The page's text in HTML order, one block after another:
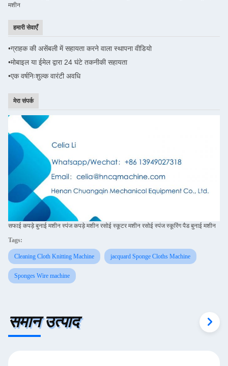
मशीन
हमारी सेवाएँ
•ग्राहक की असेंबली में सहायता करने वाला स्थापना वीडियो
•मोबाइल या ईमेल द्वारा 24 घंटे तकनीकी सहायता
•एक वर्षनिःशुल्क वारंटी अवधि
मेरा संपर्क
सफाई कपड़े बुनाई मशीन स्पंज कपड़े मशीन रसोई स्कूटर मशीन रसोई स्पंज स्कूरिंग पैड बुनाई मशीन
Tags:
Cleaning Cloth Knitting Machine jacquard Sponge Cloths Machine
Sponges Wire machine
समान उत्पाद